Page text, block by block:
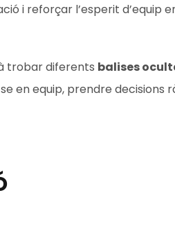
i reforçar l’esperit d’equip
trobar diferents balises
en equip, prendre decisions